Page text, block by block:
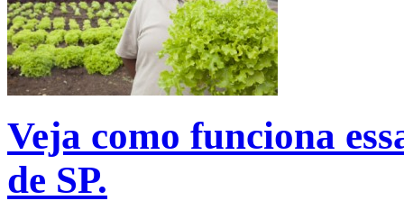
Veja como funciona
de SP.